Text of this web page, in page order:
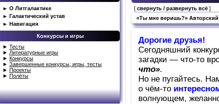
► О Литгалактике
► Галактический устав
► Навигация
Конкурсы и игры
► Тесты
► Литературные игры
► Конкурсы
► Завершенные конкурсы, игры, тесты
► Проекты
► Полёты
[свернуть / развернуть всё ]
«Ты мне веришь?»
Дорогие друзья!
Сегодняшний
загадки — что-то
что».
Но не пугайтесь.
о чём-то
волнующем,